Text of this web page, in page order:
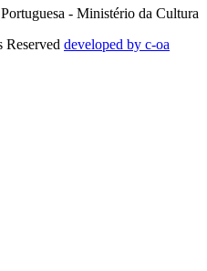
- Ministério da Cultura
developed by c-oa